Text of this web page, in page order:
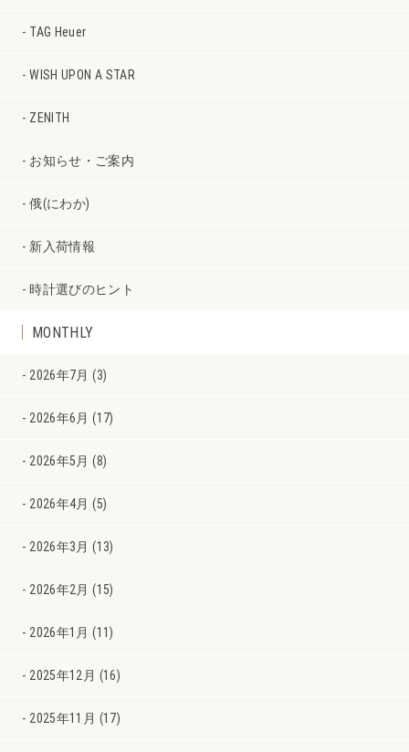
TAG Heuer
WISH UPON A STAR
ZENITH
お知らせ・ご案内
俄(にわか)
新入荷情報
時計選びのヒント
MONTHLY
2026年7月 (3)
2026年6月 (17)
2026年5月 (8)
2026年4月 (5)
2026年3月 (13)
2026年2月 (15)
2026年1月 (11)
2025年12月 (16)
2025年11月 (17)